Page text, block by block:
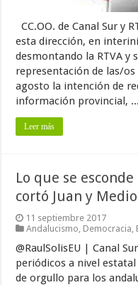
CC.OO. de Canal Sur y
esta dirección, en
desmontando la RTVA y
representación de las/
agosto la intención de
información provincial, ...
Leer más
Lo que se
cortó Juan y Medio
11 septiembre 2017
Andalucismo Democracia
@RaulSolisEU | Canal
periódicos a nivel
de orgullo para los